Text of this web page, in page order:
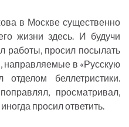
в Москве существенно
жизни здесь. И будучи
работы, просил посылать
направляемые в «Русскую
беллетристики.
просматривал,
просил ответить.